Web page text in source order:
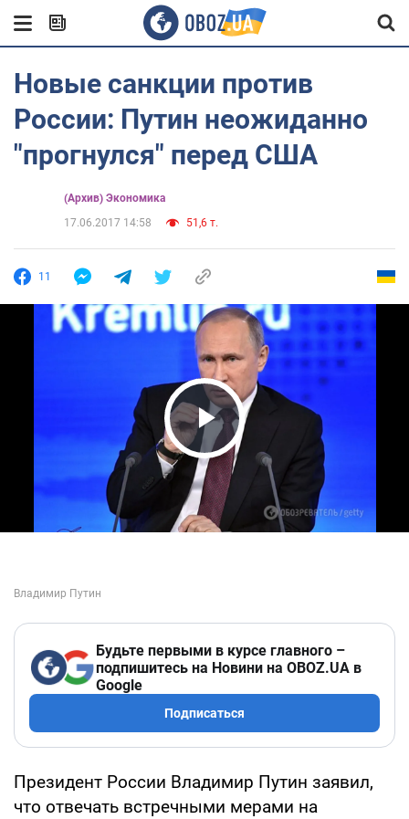
Новые санкции против
России: Путин неожиданно
"прогнулся" перед США
(Архив) Экономика
17.06.2017 14:58
51,6 т.
11
Play Video
Будьте первыми в курсе главного –
подпишитесь на Новини на OBOZ.UA в
Google
Подписаться
Президент России Владимир Путин заявил,
что отвечать встречными мерами на